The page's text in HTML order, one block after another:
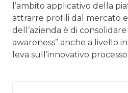
l’ambito applicativo della
attrarre profili dal mercato
dell’azienda è di
awareness” anche a livello
leva sull’innovativo